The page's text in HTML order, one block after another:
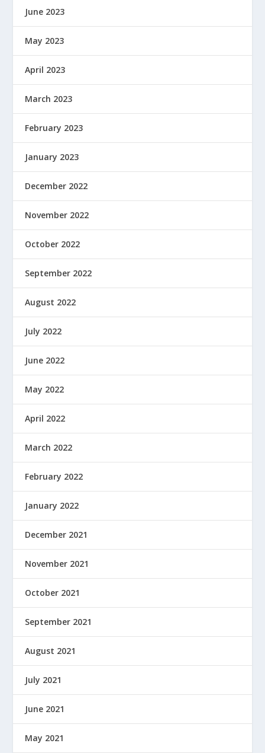
June 2023
May 2023
April 2023
March 2023
February 2023
January 2023
December 2022
November 2022
October 2022
September 2022
August 2022
July 2022
June 2022
May 2022
April 2022
March 2022
February 2022
January 2022
December 2021
November 2021
October 2021
September 2021
August 2021
July 2021
June 2021
May 2021